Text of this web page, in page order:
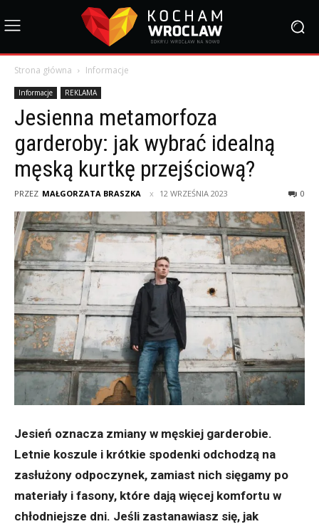
Strona główna Informacje
Informacje REKLAMA
Jesienna metamorfoza
garderoby: jak wybrać idealną
męską kurtkę przejściową?
PRZEZ MAŁGORZATA BRASZKA 12 WRZEŚNIA 2023 0
Jesień oznacza zmiany w męskiej garderobie.
Letnie koszule i krótkie spodenki odchodzą na
zasłużony odpoczynek, zamiast nich sięgamy po
materiały i fasony, które dają więcej komfortu w
chłodniejsze dni. Jeśli zastanawiasz się, jak